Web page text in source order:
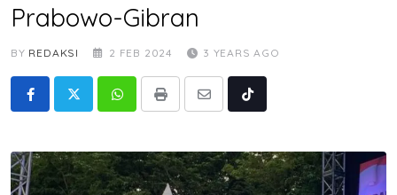
Prabowo-Gibran
BY REDAKSI 2 FEB 2024 3 YEARS AGO
WhatsappPrint
Share
Tiktok